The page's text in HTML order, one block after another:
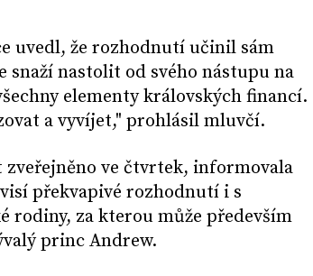
uvedl, že rozhodnutí učinil sám
nastolit od svého nástupu na
elementy královských financí.
a vyvíjet," prohlásil mluvčí.
ve čtvrtek, informovala
překvapivé rozhodnutí i s
rodiny, za kterou může především
princ Andrew.